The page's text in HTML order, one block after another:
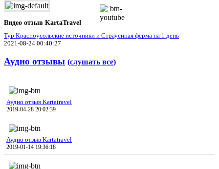
Видео отзыв KartaTravel
Тур Красноусольские источники и Страусиная ферма на 1 день
2021-08-24 00:40:27
Аудио отзывы (слушать все)
Аудио отзыв Kartatravel
2019-04-28 20:02:39
Аудио отзыв Kartatravel
2019-01-14 19:36:18